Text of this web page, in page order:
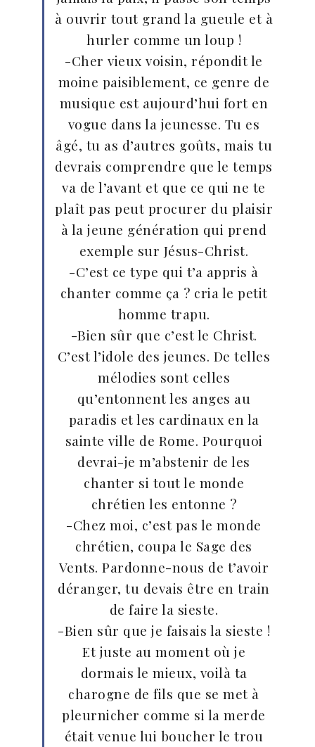
à ouvrir tout grand la gueule et à
hurler comme un loup !
-Cher vieux voisin, répondit le
moine paisiblement, ce genre de
musique est aujourd’hui fort en
vogue dans la jeunesse. Tu es
âgé, tu as d’autres goûts, mais tu
devrais comprendre que le temps
va de l’avant et que ce qui ne te
plaît pas peut procurer du plaisir
à la jeune génération qui prend
exemple sur Jésus-Christ.
-C’est ce type qui t’a appris à
chanter comme ça ? cria le petit
homme trapu.
-Bien sûr que c’est le Christ.
C’est l’idole des jeunes. De telles
mélodies sont celles
qu’entonnent les anges au
paradis et les cardinaux en la
sainte ville de Rome. Pourquoi
devrai-je m’abstenir de les
chanter si tout le monde
chrétien les entonne ?
-Chez moi, c’est pas le monde
chrétien, coupa le Sage des
Vents. Pardonne-nous de t’avoir
déranger, tu devais être en train
de faire la sieste.
-Bien sûr que je faisais la sieste !
Et juste au moment où je
dormais le mieux, voilà ta
charogne de fils que se met à
pleurnicher comme si la merde
était venue lui boucher le trou